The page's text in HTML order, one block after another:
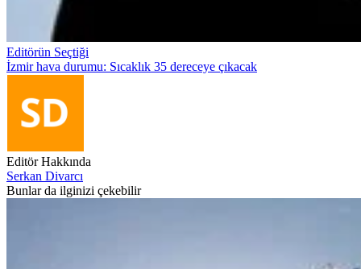
Editörün Seçtiği
İzmir hava durumu: Sıcaklık 35 dereceye çıkacak
Editör Hakkında
Serkan Divarcı
Bunlar da ilginizi çekebilir